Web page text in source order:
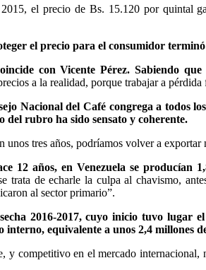
el precio de Bs. 15.120 por quintal
el precio para el consumidor
con Vicente Pérez. Sabiendo que
a la realidad, porque trabajar a
Nacional del Café congrega a todos
del rubro ha sido sensato y coherente.
unos tres años, podríamos volver a
12 años, en Venezuela se producían
trata de echarle la culpa al chavismo,
al sector primario”.
2016-2017, cuyo inicio tuvo lugar
interno, equivalente a unos 2,4 millones
y competitivo en el mercado